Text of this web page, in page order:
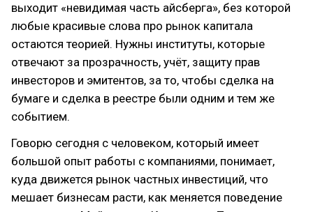
выходит «невидимая часть айсберга», без которой
любые красивые слова про рынок капитала
остаются теорией. Нужны институты, которые
отвечают за прозрачность, учёт, защиту прав
инвесторов и эмитентов, за то, чтобы сделка на
бумаге и сделка в реестре были одним и тем же
событием.
Говорю сегодня с человеком, который имеет
большой опыт работы с компаниями, понимает,
куда движется рынок частных инвестиций, что
мешает бизнесам расти, как меняется поведение